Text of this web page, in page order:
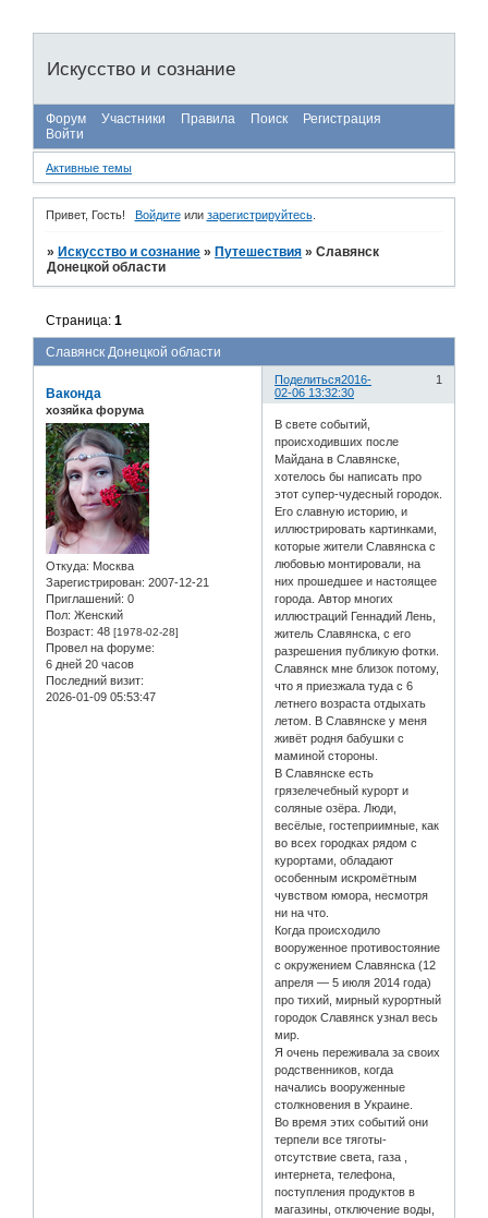
Искусство и сознание
Форум Участники Правила Поиск
Регистрация
Войти
Активные темы
Привет, Гость! Войдитеили зарегистрируйтесь.
» Искусство и сознание » Путешествия »Славянск
Донецкой области
Славянск Донецкой области
Страница:1
Поделиться 1
2016-
02-06 13:32:30
Ваконда
хозяйка форума
Откуда: Москва
Зарегистрирован: 2007-12-21
Приглашений: 0
Пол: Женский
Возраст: 48 [1978-02-28]
Провел на форуме:
6 дней 20 часов
Последний визит:
2026-01-09 05:53:47
В свете событий,
происходивших после
Майдана в Славянске,
хотелось бы написать про
этот супер-чудесный городок.
Его славную историю, и
иллюстрировать картинками,
которые жители Славянска с
любовью монтировали, на
них прошедшее и настоящее
города. Автор многих
иллюстраций Геннадий Лень,
житель Славянска, с его
разрешения публикую фотки.
Славянск мне близок потому,
что я приезжала туда с 6
летнего возраста отдыхать
летом. В Славянске у меня
живёт родня бабушки с
маминой стороны.
В Славянске есть
грязелечебный курорт и
соляные озёра. Люди,
весёлые, гостеприимные, как
во всех городках рядом с
курортами, обладают
особенным искромётным
чувством юмора, несмотря
ни на что.
Когда происходило
вооруженное противостояние
с окружением Славянска (12
апреля — 5 июля 2014 года)
про тихий, мирный курортный
городок Славянск узнал весь
мир.
Я очень переживала за своих
родственников, когда
начались вооруженные
столкновения в Украине.
Во время этих событий они
терпели все тяготы-
отсутствие света, газа ,
интернета, телефона,
поступления продуктов в
магазины, отключение воды,